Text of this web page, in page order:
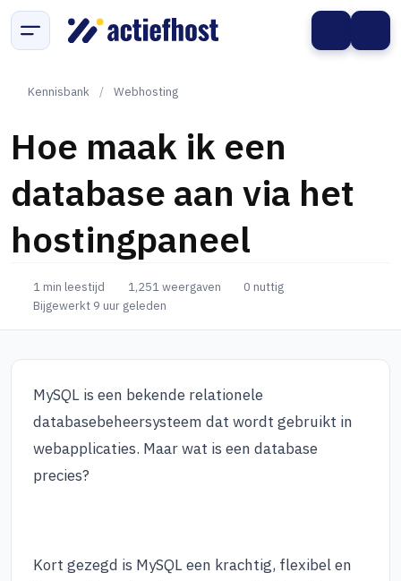
Kennisbank / Webhosting
Hoe maak ik een
database aan via het
hostingpaneel
1 min leestijd 1,251 weergaven
0 nuttig
Bijgewerkt 9 uur geleden
MySQL is een bekende relationele
databasebeheersysteem dat wordt gebruikt in
webapplicaties. Maar wat is een database
precies?
Kort gezegd is MySQL een krachtig, flexibel en